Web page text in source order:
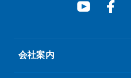
会社案内